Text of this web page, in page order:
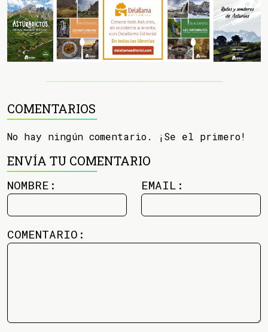
COMENTARIOS
No hay ningún comentario. ¡Se el primero!
ENVÍA TU COMENTARIO
NOMBRE: EMAIL:
COMENTARIO: